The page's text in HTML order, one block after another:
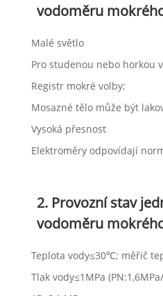
vodoměru
Malé světlo
Pro studenou nebo horkou
Registr mokré volby;
Mosazné tělo může být
Vysoká přesnost
Elektroměry odpovídají
2. Provozní stav
vodoměru
Teplota vody≤30℃; měřič
Tlak vody≤1MPa